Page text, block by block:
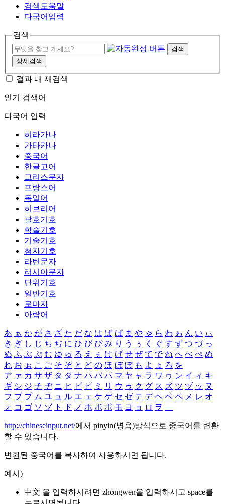
검색도움말
다국어입력
검색
검색
상세검색
결과 내 재검색
인기 검색어
다국어 입력
히라가나
가타카나
중국어
한글고어
그리스문자
프랑스어
독일어
히브리어
괄호기호
학술기호
기술기호
첨자기호
라틴문자
러시아문자
단위기호
일반기호
로마자
아랍어
あ ぁ か が さ ざ た だ な は ば ぱ ま や ゃ ら わ ゎ ん い ぃ
き ぎ し じ ち ぢ に ひ び ぴ み り う ぅ く ぐ す ず つ づ っ
ぬ ふ ぶ ぷ む ゆ ゅ る え ぇ け げ せ ぜ て で ね へ べ ぺ め
れ お ぉ こ ご そ ぞ と ど の ほ ぼ ぽ も よ ょ ろ を
ア ァ カ サ ザ タ ダ ナ ハ バ パ マ ヤ ャ ラ ワ ヮ ン イ ィ キ
ギ シ ジ チ ヂ ニ ヒ ビ ピ ミ リ ウ ゥ ク グ ス ズ ツ ヅ ッ ヌ
フ ブ プ ム ユ ュ ル エ ェ ケ ゲ セ ゼ テ デ ヘ ベ ペ メ レ オ
ォ コ ゴ ソ ゾ ト ド ノ ホ ボ ポ モ ヨ ョ ロ ヲ ―
http://chineseinput.net/에서 pinyin(병음)방식으로 중국어를 변환
할 수 있습니다.
변환된 중국어를 복사하여 사용하시면 됩니다.
예시)
中文 을 입력하시려면 zhongwen을 입력하시고 space를